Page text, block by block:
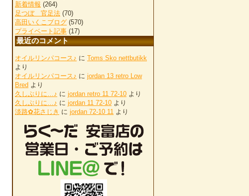
新着情報 (264)
足つぼ 官足法 (70)
高田いくこブログ (570)
プライベート記事 (17)
最近のコメント
オイルリンパコース♪ に Toms Sko nettbutikk
より
オイルリンパコース♪ に jordan 13 retro Low
Bred より
久しぶりに…♪ に jordan retro 11 72-10 より
久しぶりに…♪ に jordan 11 72-10 より
淡路✿花さじき に jordan 72-10 11 より